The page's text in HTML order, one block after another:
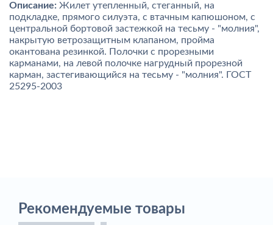
Описание: Жилет утепленный, стеганный, на
подкладке, прямого силуэта, с втачным капюшоном, с
центральной бортовой застежкой на тесьму - "молния",
накрытую ветрозащитным клапаном, пройма
окантована резинкой. Полочки с прорезными
карманами, на левой полочке нагрудный прорезной
карман, застегивающийся на тесьму - "молния". ГОСТ
25295-2003
Рекомендуемые товары